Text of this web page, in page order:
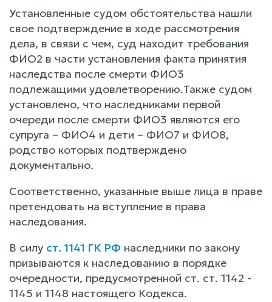
Установленные судом обстоятельства нашли
свое подтверждение в ходе рассмотрения
дела, в связи с чем, суд находит требования
ФИО2 в части установления факта принятия
наследства после смерти ФИО3
подлежащими удовлетворению.Также судом
установлено, что наследниками первой
очереди после смерти ФИО3 являются его
супруга – ФИО4 и дети – ФИО7 и ФИО8,
родство которых подтверждено
документально.
Соответственно, указанные выше лица в праве
претендовать на вступление в права
наследования.
В силу ст. 1141 ГК РФ наследники по закону
призываются к наследованию в порядке
очередности, предусмотренной ст. ст. 1142 -
1145 и 1148 настоящего Кодекса.